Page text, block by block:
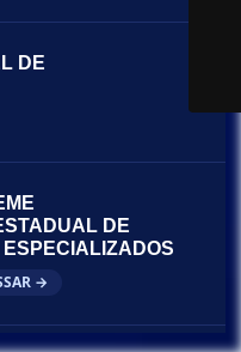
DE
DE
→